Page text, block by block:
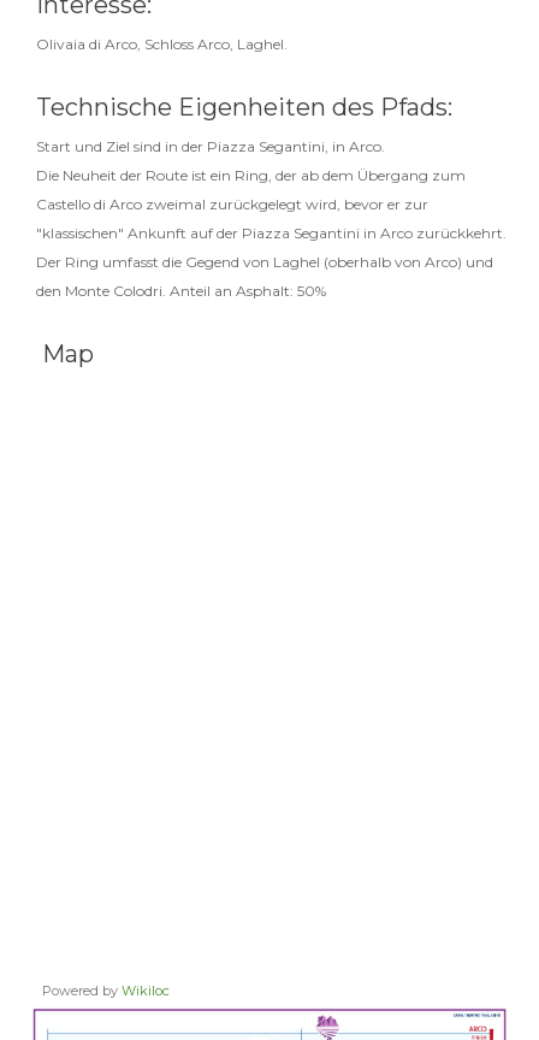
Olivaia di Arco, Schloss Arco, Laghel.
Technische Eigenheiten des Pfads:
Start und Ziel sind in der Piazza Segantini, in Arco.
Die Neuheit der Route ist ein Ring, der ab dem Übergang zum
Castello di Arco zweimal zurückgelegt wird, bevor er zur
"klassischen" Ankunft auf der Piazza Segantini in Arco zurückkehrt.
Der Ring umfasst die Gegend von Laghel (oberhalb von Arco) und
den Monte Colodri. Anteil an Asphalt: 50%
Map
Powered by Wikiloc